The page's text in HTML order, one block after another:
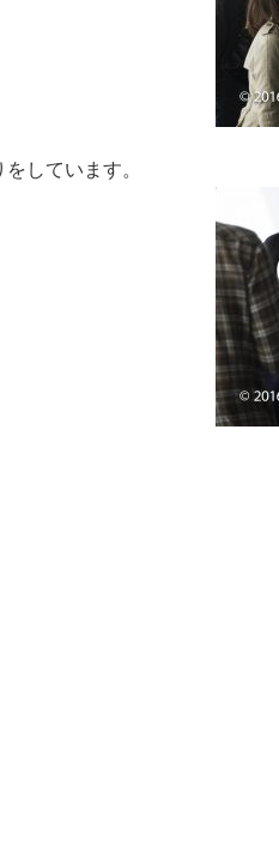
しています。